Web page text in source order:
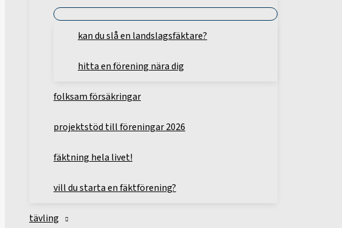
kan du slå en landslagsfäktare?
hitta en förening nära dig
folksam försäkringar
projektstöd till föreningar 2026
fäktning hela livet!
vill du starta en fäktförening?
tävling